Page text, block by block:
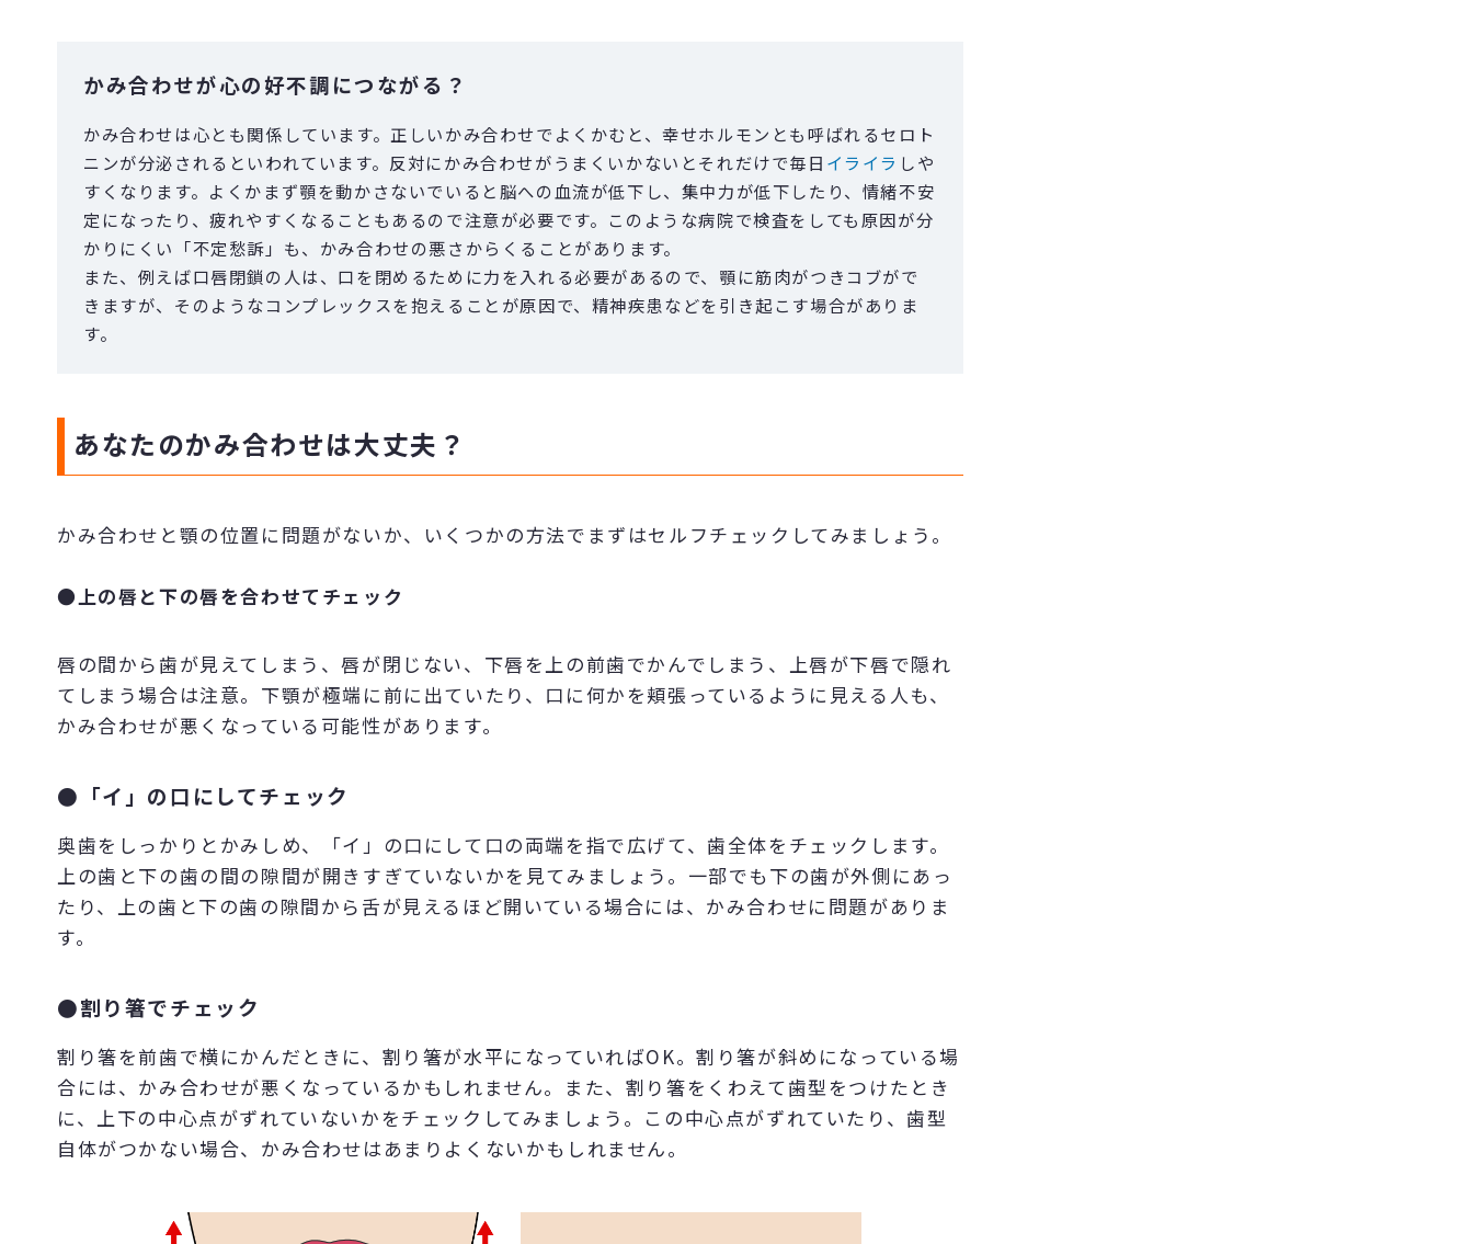
かみ合わせが心の好不調につながる？
かみ合わせは心とも関係しています。正しいかみ合わせでよくかむと、幸せホルモンとも呼ばれるセロト
ニンが分泌されるといわれています。反対にかみ合わせがうまくいかないとそれだけで毎日 イライラ しや
すくなります。よくかまず顎を動かさないでいると脳への血流が低下し、集中力が低下したり、情緒不安
定になったり、疲れやすくなることもあるので注意が必要です。このような病院で検査をしても原因が分
かりにくい「不定愁訴」も、かみ合わせの悪さからくることがあります。
また、例えば口唇閉鎖の人は、口を閉めるために力を入れる必要があるので、顎に筋肉がつきコブがで
きますが、そのようなコンプレックスを抱えることが原因で、精神疾患などを引き起こす場合がありま
す。
あなたのかみ合わせは大丈夫？
かみ合わせと顎の位置に問題がないか、いくつかの方法でまずはセルフチェックしてみましょう。
●上の唇と下の唇を合わせてチェック
唇の間から歯が見えてしまう、唇が閉じない、下唇を上の前歯でかんでしまう、上唇が下唇で隠れ
てしまう場合は注意。下顎が極端に前に出ていたり、口に何かを頬張っているように見える人も、
かみ合わせが悪くなっている可能性があります。
●「イ」の口にしてチェック
奥歯をしっかりとかみしめ、「イ」の口にして口の両端を指で広げて、歯全体をチェックします。
上の歯と下の歯の間の隙間が開きすぎていないかを見てみましょう。一部でも下の歯が外側にあっ
たり、上の歯と下の歯の隙間から舌が見えるほど開いている場合には、かみ合わせに問題がありま
す。
●割り箸でチェック
割り箸を前歯で横にかんだときに、割り箸が水平になっていればOK。割り箸が斜めになっている場
合には、かみ合わせが悪くなっているかもしれません。また、割り箸をくわえて歯型をつけたとき
に、上下の中心点がずれていないかをチェックしてみましょう。この中心点がずれていたり、歯型
自体がつかない場合、かみ合わせはあまりよくないかもしれません。